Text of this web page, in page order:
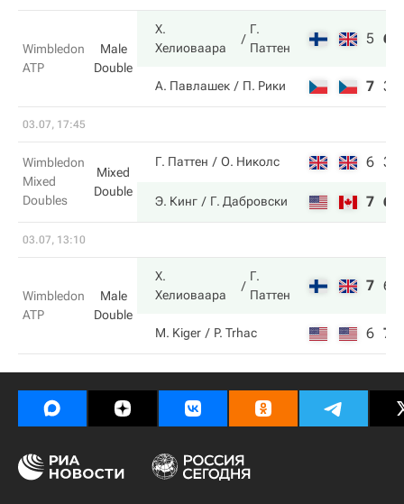
Wimbledon
ATP
Male
Double
Х.
Хелиоваара
Г.
Паттен
5 6
А. Павлашек П. Рики 7 3
03.07, 17:45
Wimbledon
Mixed
Doubles
Mixed
Double
Г. Паттен О. Николс 6 3
Э. Кинг Г. Дабровски 7 6
03.07, 13:10
Wimbledon
ATP
Male
Double
Х.
Хелиоваара
Г.
Паттен
7 6
M. Kiger P. Trhac 6 7